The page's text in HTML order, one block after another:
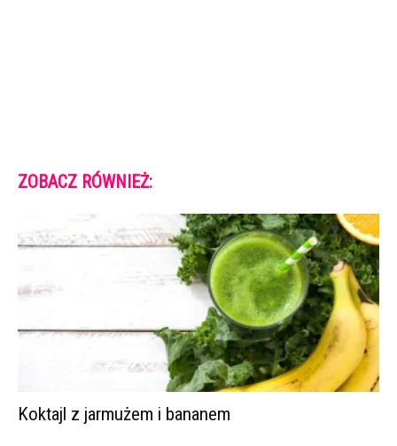
ZOBACZ RÓWNIEŻ:
Koktajl z jarmużem i bananem